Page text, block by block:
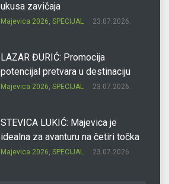
ukusa zavičaja
Majevica 2026, SPECIJAL 23.07.2026.
LAZAR ĐURIĆ: Promocija
potencijal pretvara u destinaciju
Majevica 2026, SPECIJAL 23.07.2026.
STEVICA LUKIĆ: Majevica je
idealna za avanturu na četiri točka
Majevica 2026, SPECIJAL 23.07.2026.